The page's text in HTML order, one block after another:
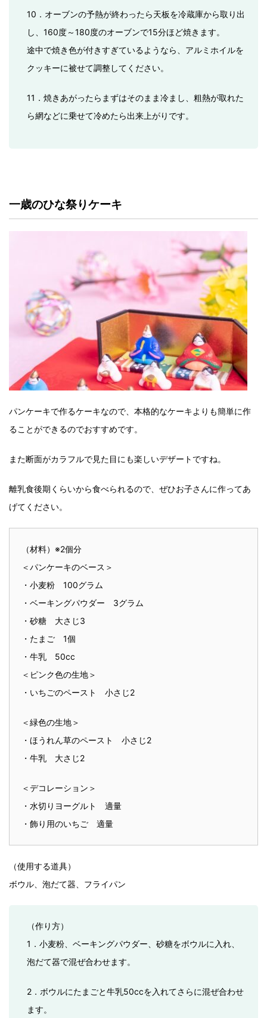
10．オーブンの予熱が終わったら天板を冷蔵庫から取り出
し、160度～180度のオーブンで15分ほど焼きます。
途中で焼き色が付きすぎているようなら、アルミホイルを
クッキーに被せて調整してください。
11．焼きあがったらまずはそのまま冷まし、粗熱が取れた
ら網などに乗せて冷めたら出来上がりです。
一歳のひな祭りケーキ
パンケーキで作るケーキなので、本格的なケーキよりも簡単に作
ることができるのでおすすめです。
また断面がカラフルで見た目にも楽しいデザートですね。
離乳食後期くらいから食べられるので、ぜひお子さんに作ってあ
げてください。
（材料）※2個分
＜パンケーキのベース＞
・小麦粉 100グラム
・ベーキングパウダー 3グラム
・砂糖 大さじ3
・たまご 1個
・牛乳 50cc
＜ピンク色の生地＞
・いちごのペースト 小さじ2
＜緑色の生地＞
・ほうれん草のペースト 小さじ2
・牛乳 大さじ2
＜デコレーション＞
・水切りヨーグルト 適量
・飾り用のいちご 適量
（使用する道具）
ボウル、泡だて器、フライパン
（作り方）
1．小麦粉、ベーキングパウダー、砂糖をボウルに入れ、
泡だて器で混ぜ合わせます。
2．ボウルにたまごと牛乳50ccを入れてさらに混ぜ合わせ
ます。